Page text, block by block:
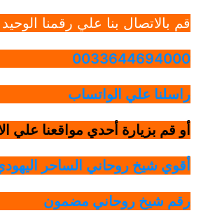
قم بالاتصال بنا علي رقمنا الوحيد
0033644694000
راسلنا علي الواتساب
أو قم بزيارة أحدي مواقعنا علي
أقوي شيخ روحاني الساحر
رقم شيخ روحاني مضمون